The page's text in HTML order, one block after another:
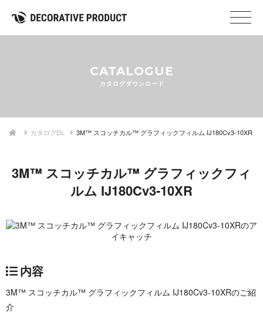
CATALOGUE
カタログダウンロード
カタログDL 3M™ スコッチカル™ グラフィックフィルム IJ180Cv3-10XR
3M™ スコッチカル™ グラフィックフィ
ルム IJ180Cv3-10XR
内容
3M™ スコッチカル™ グラフィックフィルム IJ180Cv3-10XRのご紹
介